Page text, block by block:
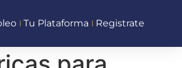
Tu Plataforma Registrate